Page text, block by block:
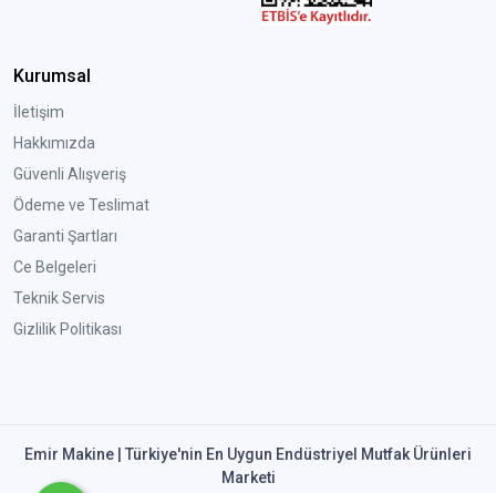
Kurumsal
İletişim
Hakkımızda
Güvenli Alışveriş
Ödeme ve Teslimat
Garanti Şartları
Ce Belgeleri
Teknik Servis
Gizlilik Politikası
Emir Makine | Türkiye'nin En Uygun Endüstriyel Mutfak Ürünleri
Marketi